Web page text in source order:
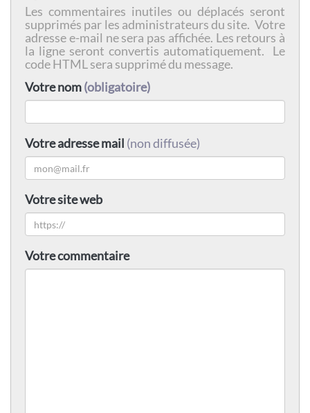
Les commentaires inutiles ou déplacés seront
supprimés par les administrateurs du site. Votre
adresse e-mail ne sera pas affichée. Les retours à
la ligne seront convertis automatiquement. Le
code HTML sera supprimé du message.
Votre nom(obligatoire)
Votre adresse mail (non diffusée)
Votre site web
Votre commentaire